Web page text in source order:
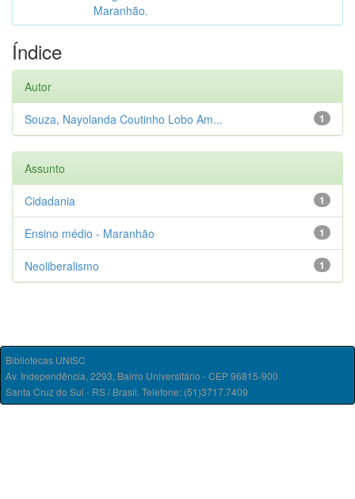
Maranhão.
Índice
Autor
1
Souza, Nayolanda Coutinho Lobo Am...
Assunto
1
Cidadania
1
Ensino médio - Maranhão
1
Neoliberalismo
Bibliotecas UNISC
Av. Independência, 2293, Bairro Universitário - CEP 96815-900
Santa Cruz do Sul - RS / Brasil. Telefone: (51)3717.7409